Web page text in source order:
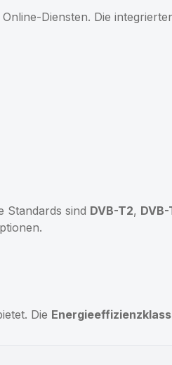
Diensten. Die
Standards sind DVB-T2, DVB-
Die